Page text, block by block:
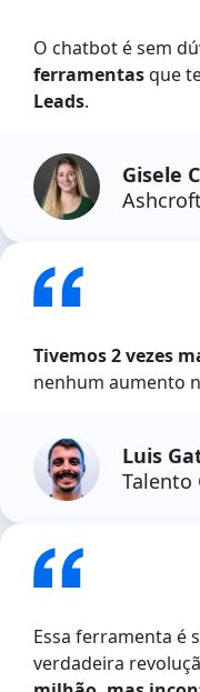
O chatbot é sem
ferramentasque
Leads.
Gisele
Ashcroft
Tivemos 2 vezes
nenhum aumento
Luis
Talento
Essa ferramenta é
verdadeira